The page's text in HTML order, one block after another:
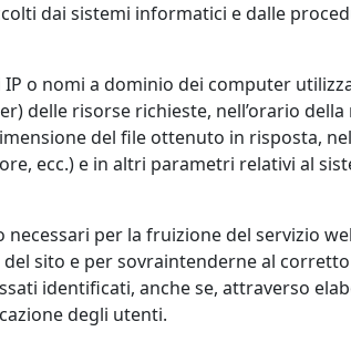
dai sistemi informatici e dalle
o nomi a dominio dei computer
delle risorse richieste, nell’orario
del file ottenuto in risposta,
ecc.) e in altri parametri relativi al
per la fruizione del servizio
sito e per sovraintenderne al
identificati, anche se, attraverso
degli utenti.